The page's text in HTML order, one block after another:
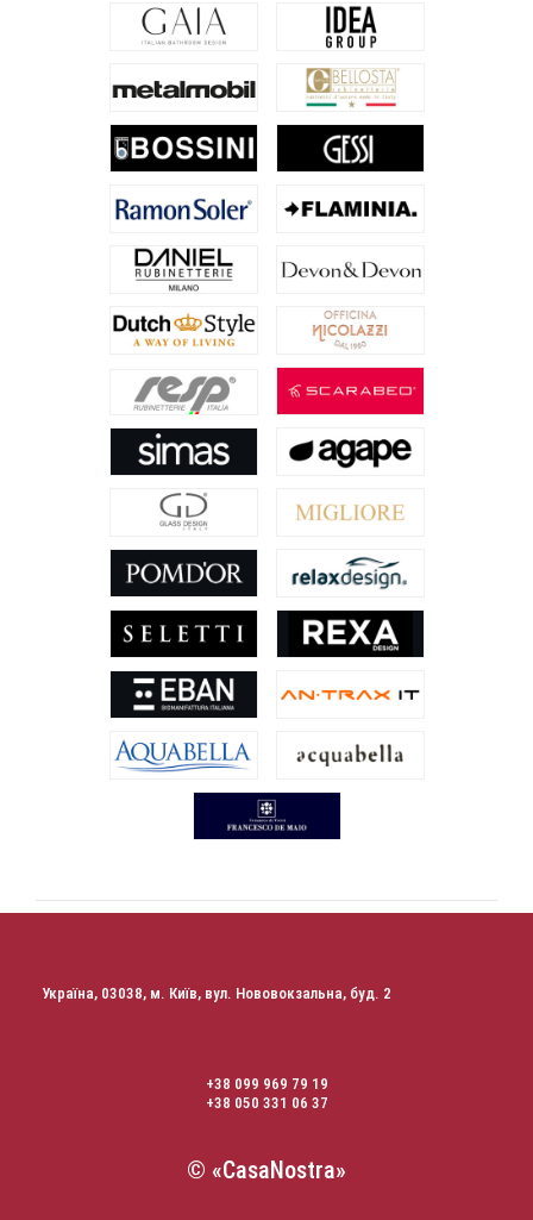
Україна, 03038, м. Київ, вул. Нововокзальна, буд. 2
+38 099 969 79 19
+38 050 331 06 37
© «CasaNostra»